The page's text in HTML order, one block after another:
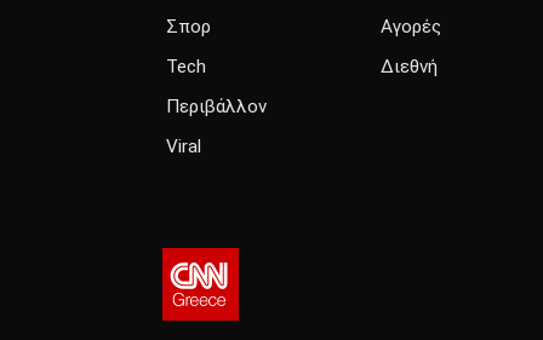
Σπορ
Tech
Περιβάλλον
Viral
Αγορές
Διεθνή